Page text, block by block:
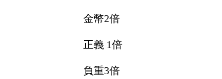
金幣2倍
正義 1倍
負重3倍